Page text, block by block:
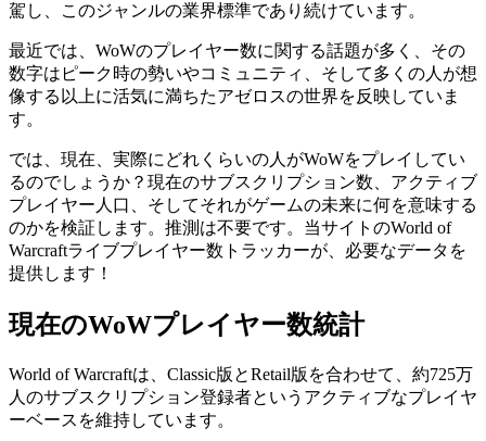
駕し、このジャンルの業界標準であり続けています。
最近では、WoWのプレイヤー数に関する話題が多く、その
数字はピーク時の勢いやコミュニティ、そして多くの人が想
像する以上に活気に満ちたアゼロスの世界を反映していま
す。
では、現在、実際にどれくらいの人がWoWをプレイしてい
るのでしょうか？現在のサブスクリプション数、アクティブ
プレイヤー人口、そしてそれがゲームの未来に何を意味する
のかを検証します。推測は不要です。当サイトのWorld of
Warcraftライブプレイヤー数トラッカーが、必要なデータを
提供します！
現在のWoWプレイヤー数統計
World of Warcraftは、Classic版とRetail版を合わせて、約725万
人のサブスクリプション登録者というアクティブなプレイヤ
ーベースを維持しています。